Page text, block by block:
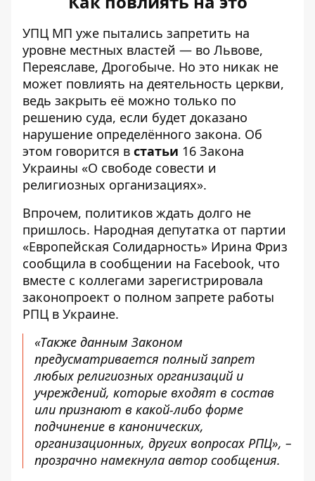
УПЦ МП уже пытались запретить на
уровне местных властей — во Львове,
Переяславе, Дрогобыче. Но это никак не
может повлиять на деятельность церкви,
ведь закрыть её можно только по
решению суда, если будет доказано
нарушение определённого закона. Об
этом говорится в статьи 16 Закона
Украины «О свободе совести и
религиозных организациях».
Впрочем, политиков ждать долго не
пришлось. Народная депутатка от партии
«Европейская Солидарность» Ирина Фриз
сообщила в сообщении на Facebook, что
вместе с коллегами зарегистрировала
законопроект о полном запрете работы
РПЦ в Украине.
«Также данным Законом
предусматривается полный запрет
любых религиозных организаций и
учреждений, которые входят в состав
или признают в какой-либо форме
подчинение в канонических,
организационных, других вопросах РПЦ», –
прозрачно намекнула автор сообщения.